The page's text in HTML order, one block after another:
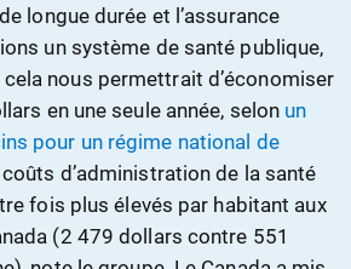
longue durée et l’assurance
un système de santé publique,
nous permettrait d’économiser
en une seule année, selon un
pour un régime national de
d’administration de la santé
fois plus élevés par habitant aux
(2 479 dollars contre 551